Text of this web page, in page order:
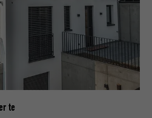
te
servizio di social network
il tracking dell’utilizzo di
di servizio integrate.